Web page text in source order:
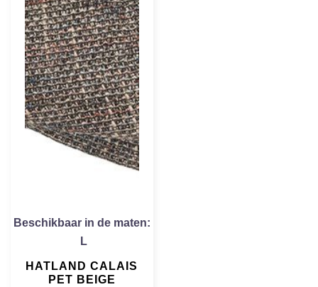
Beschikbaar in de maten:
L
HATLAND CALAIS
PET BEIGE